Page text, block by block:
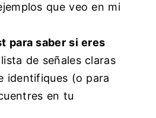
que veo en mi
para saber si eres
de señales claras
identifiques (o para
en tu